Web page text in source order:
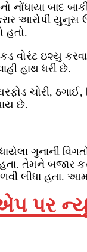
નોંધાયા બાદ
આરોપી યુનુસ
હતો.
વોરંટ ઇશ્યુ
હાથ ધરી છે.
ચોરી,
છે.
ગુનાની
તેમને બજાર
લીધા હતા.
પર